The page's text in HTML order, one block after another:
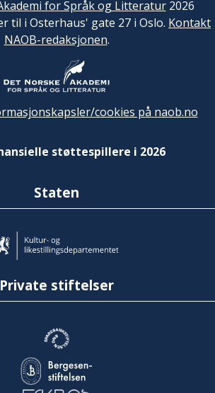
for Språk og Litteratur2026
til i Osterhaus' gate 27 i Oslo. Kontakt
NAOB-redaksjonen.
cookies på naob.no
støttespillere i 2026
Staten
Private stiftelser